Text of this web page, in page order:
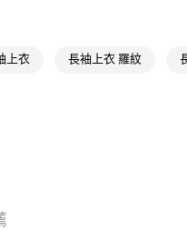
上衣 長袖上衣 羅紋